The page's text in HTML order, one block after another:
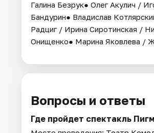
Галина Безрук● Олег Акулич /
Бандурин● Владислав
Радциг / Ирина Сиротинская /
Онищенко● Марина Яковлева /
Вопросы и ответы
Где пройдет спектакль